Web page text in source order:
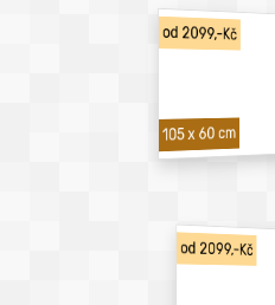
od 2099,-Kč
105 x 60 cm
od 2099,-Kč